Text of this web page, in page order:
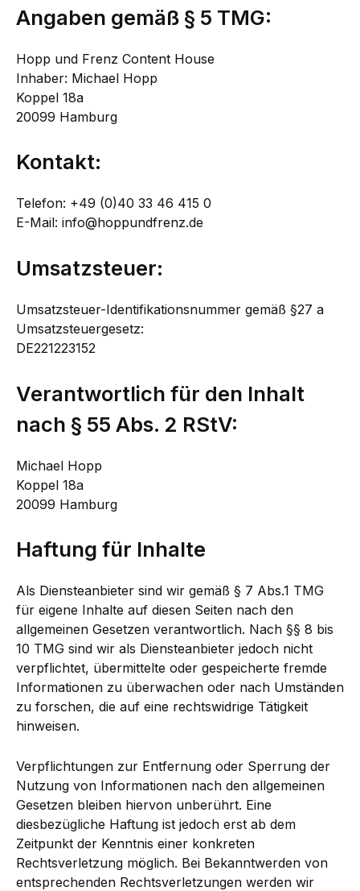
Angaben gemäß § 5 TMG:
Hopp und Frenz Content House
Inhaber: Michael Hopp
Koppel 18a
20099 Hamburg
Kontakt:
Telefon: +49 (0)40 33 46 415 0
E-Mail: info@hoppundfrenz.de
Umsatzsteuer:
Umsatzsteuer-Identifikationsnummer gemäß §27 a
Umsatzsteuergesetz:
DE221223152
Verantwortlich für den Inhalt
nach § 55 Abs. 2 RStV:
Michael Hopp
Koppel 18a
20099 Hamburg
Haftung für Inhalte
Als Diensteanbieter sind wir gemäß § 7 Abs.1 TMG
für eigene Inhalte auf diesen Seiten nach den
allgemeinen Gesetzen verantwortlich. Nach §§ 8 bis
10 TMG sind wir als Diensteanbieter jedoch nicht
verpflichtet, übermittelte oder gespeicherte fremde
Informationen zu überwachen oder nach Umständen
zu forschen, die auf eine rechtswidrige Tätigkeit
hinweisen.
Verpflichtungen zur Entfernung oder Sperrung der
Nutzung von Informationen nach den allgemeinen
Gesetzen bleiben hiervon unberührt. Eine
diesbezügliche Haftung ist jedoch erst ab dem
Zeitpunkt der Kenntnis einer konkreten
Rechtsverletzung möglich. Bei Bekanntwerden von
entsprechenden Rechtsverletzungen werden wir